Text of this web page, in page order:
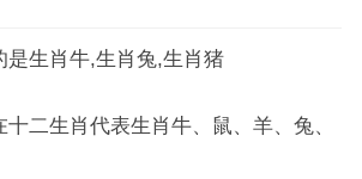
是生肖牛,生肖兔,生肖猪
二生肖代表生肖牛、鼠、羊、兔、